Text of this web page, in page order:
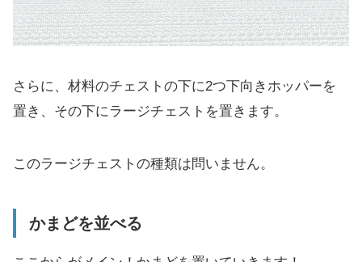
さらに、材料のチェストの下に2つ下向きホッパーを
置き、その下にラージチェストを置きます。
このラージチェストの種類は問いません。
かまどを並べる